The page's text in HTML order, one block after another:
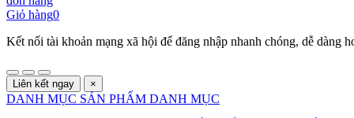
Giỏ hàng0
Kết nối tài khoản mạng xã hội để đăng nhập nhanh chóng, dễ dàng
Liên kết ngay ×
DANH MỤC SẢN PHẨM DANH MỤC